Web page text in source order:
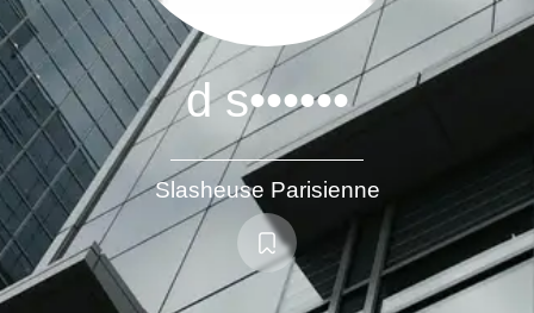
d s••••••
Slasheuse Parisienne